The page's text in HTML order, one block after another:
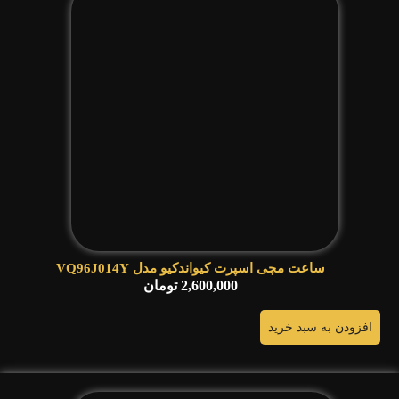
ساعت مچی اسپرت کیواندکیو مدل VQ96J014Y
2,600,000 تومان
افزودن به سبد خرید